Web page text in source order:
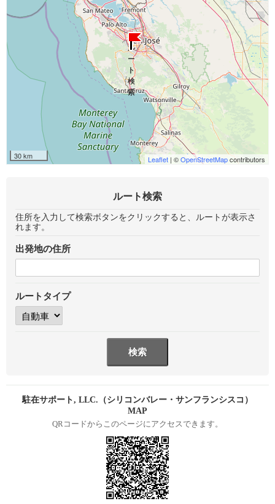
30 km Leaflet | ©OpenStreetMapcontributors
ルート検索
住所を入力して検索ボタンをクリックすると、ルートが表示さ
れます。
出発地の住所
ルートタイプ
駐在サポート, LLC.（シリコンバレー・サンフランシスコ）
MAP
QRコードからこのページにアクセスできます。